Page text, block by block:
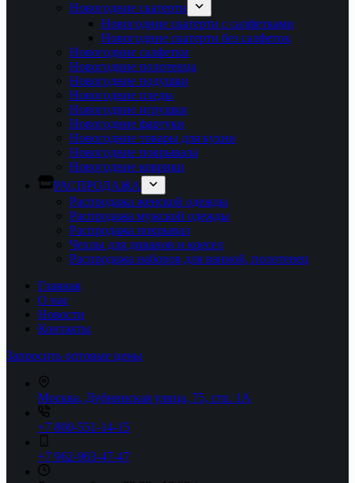
Новогодние скатерти
Новогодние скатерти с салфетками
Новогодние скатерти без салфеток
Новогодние салфетки
Новогодние полотенца
Новогодние подушки
Новогодние пледы
Новогодние игрушки
Новогодние фартуки
Новогодние товары для кухни
Новогодние покрывала
Новогодние коврики
РАСПРОДАЖА
Распродажа женской одежды
Распродажа мужской одежды
Распродажа покрывал
Чехлы для диванов и кресел
Распродажа наборов для ванной, полотенец
Главная
О нас
Новости
Контакты
Запросить оптовые цены
Москва, Дубнинская улица, 75, стр. 1А
+7 800-551-14-15
+7 962-963-47-47